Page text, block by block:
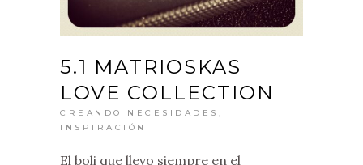
5.1 MATRIOSKAS
LOVE COLLECTION
CREANDO NECESIDADES ,
INSPIRACIÓN
El boli que llevo siempre en el